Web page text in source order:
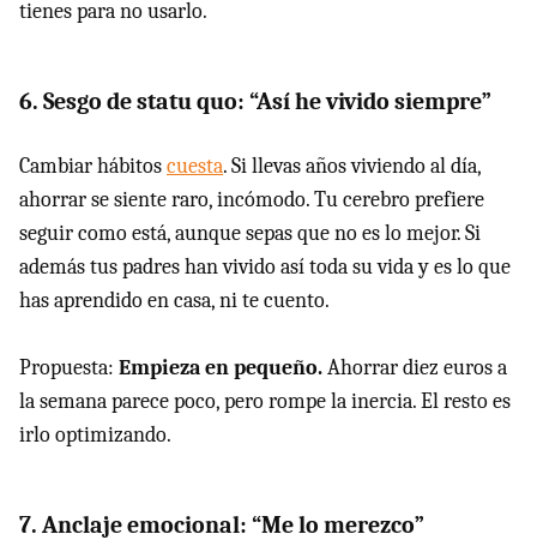
tienes para no usarlo.
6. Sesgo de statu quo: “Así he vivido siempre”
Cambiar hábitoscuesta. Si llevas años viviendo al día,
ahorrar se siente raro, incómodo. Tu cerebro prefiere
seguir como está, aunque sepas que no es lo mejor. Si
además tus padres han vivido así toda su vida y es lo que
has aprendido en casa, ni te cuento.
Propuesta: Empieza en pequeño.Ahorrar diez euros a
la semana parece poco, pero rompe la inercia. El resto es
irlo optimizando.
7. Anclaje emocional: “Me lo merezco”